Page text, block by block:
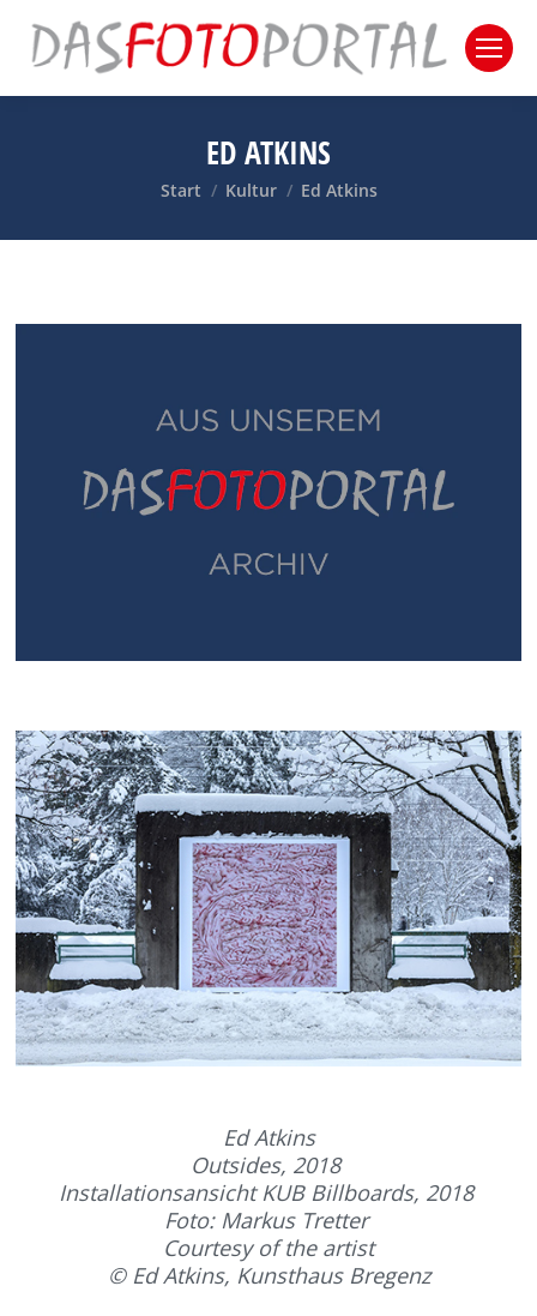
ED ATKINS
Sie befinden sich hier:
Start Kultur Ed Atkins
Ed Atkins
Outsides, 2018
Installationsansicht KUB Billboards, 2018
Foto: Markus Tretter
Courtesy of the artist
© Ed Atkins, Kunsthaus Bregenz